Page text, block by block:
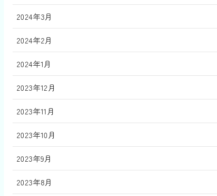
2024年3月
2024年2月
2024年1月
2023年12月
2023年11月
2023年10月
2023年9月
2023年8月